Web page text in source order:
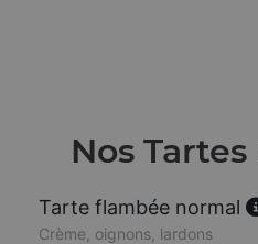
Nos
Tarte flambée normal
Crème, oignons, lardons